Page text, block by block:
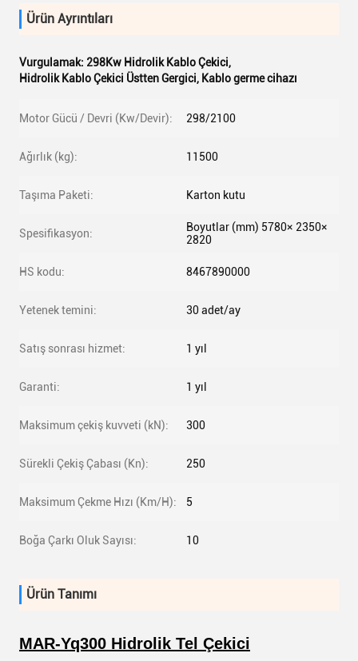
Ürün Ayrıntıları
Vurgulamak: 298Kw Hidrolik Kablo Çekici,
Hidrolik Kablo Çekici Üstten Gergici, Kablo germe cihazı
Motor Gücü / Devri (Kw/Devir): 298/2100
Ağırlık (kg): 11500
Taşıma Paketi: Karton kutu
Spesifikasyon:
Boyutlar (mm) 5780× 2350×
2820
HS kodu: 8467890000
Yetenek temini: 30 adet/ay
Satış sonrası hizmet: 1 yıl
Garanti: 1 yıl
Maksimum çekiş kuvveti (kN): 300
Sürekli Çekiş Çabası (Kn): 250
Maksimum Çekme Hızı (Km/H): 5
Boğa Çarkı Oluk Sayısı: 10
Ürün Tanımı
MAR-Yq300 Hidrolik Tel Çekici